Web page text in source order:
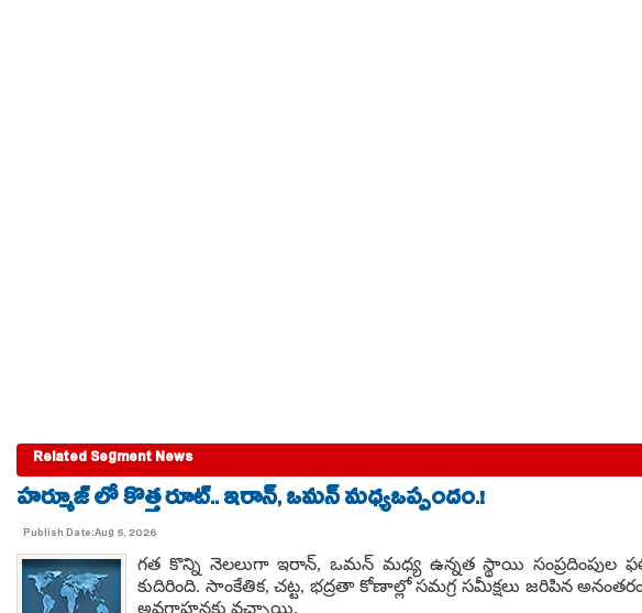
Related Segment News
హర్మూజ్ లో కొత్త రూట్.. ఇరాన్, ఒమన్ మధ్యఒప్పందం.!
Publish Date:Aug 5, 2026
గత కొన్ని నెలలుగా ఇరాన్, ఒమన్ మధ్య ఉన్నత స్థాయి సంప్రదింపుల
కుదిరింది. సాంకేతిక, చట్ట, భద్రతా కోణాల్లో సమగ్ర సమీక్షలు జరిపిన
అవగాహనకు వచ్చాయి.